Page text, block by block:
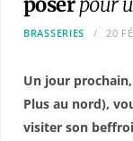
BRASSERIES 20
Un jour
Plus au nord),
visiter son